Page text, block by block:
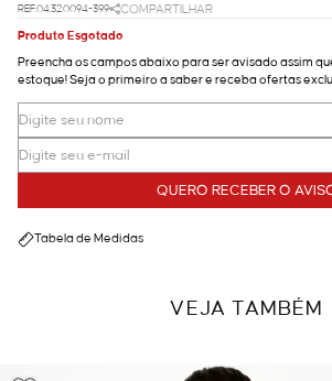
REF.04.32.0094-399
COMPARTILHAR
Produto Esgotado
Preencha os campos abaixo para ser avisado assim
estoque! Seja o primeiro a saber e receba ofertas
QUERO RECEBER O
Tabela de Medidas
VEJA TAMBÉM